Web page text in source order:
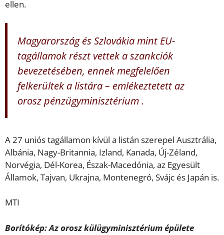
ellen.
Magyarország és Szlovákia mint EU-
tagállamok részt vettek a szankciók
bevezetésében, ennek megfelelően
felkerültek a listára – emlékeztetett az
orosz pénzügyminisztérium .
A 27 uniós tagállamon kívül a listán szerepel Ausztrália,
Albánia, Nagy-Britannia, Izland, Kanada, Új-Zéland,
Norvégia, Dél-Korea, Észak-Macedónia, az Egyesült
Államok, Tajvan, Ukrajna, Montenegró, Svájc és Japán is.
MTI
Borítókép: Az orosz külügyminisztérium épülete